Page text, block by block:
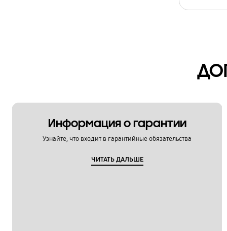
Информация о гарантии
Узнайте, что входит в гарантийные обязательства
ЧИТАТЬ ДАЛЬШЕ